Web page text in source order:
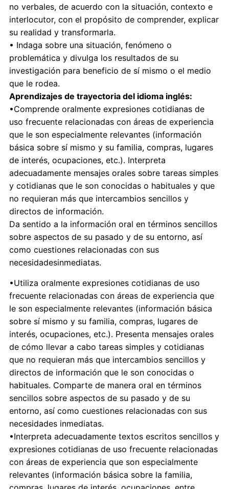
no verbales, de acuerdo con la situación, contexto e
interlocutor, con el propósito de comprender, explicar
su realidad y transformarla.
• Indaga sobre una situación, fenómeno o
problemática y divulga los resultados de su
investigación para beneficio de sí mismo o el medio
que le rodea.
Aprendizajes de trayectoria del idioma inglés:
•Comprende oralmente expresiones cotidianas de
uso frecuente relacionadas con áreas de experiencia
que le son especialmente relevantes (información
básica sobre sí mismo y su familia, compras, lugares
de interés, ocupaciones, etc.). Interpreta
adecuadamente mensajes orales sobre tareas simples
y cotidianas que le son conocidas o habituales y que
no requieran más que intercambios sencillos y
directos de información.
Da sentido a la información oral en términos sencillos
sobre aspectos de su pasado y de su entorno, así
como cuestiones relacionadas con sus
necesidadesinmediatas.
•Utiliza oralmente expresiones cotidianas de uso
frecuente relacionadas con áreas de experiencia que
le son especialmente relevantes (información básica
sobre sí mismo y su familia, compras, lugares de
interés, ocupaciones, etc.). Presenta mensajes orales
de cómo llevar a cabo tareas simples y cotidianas
que no requieran más que intercambios sencillos y
directos de información que le son conocidas o
habituales. Comparte de manera oral en términos
sencillos sobre aspectos de su pasado y de su
entorno, así como cuestiones relacionadas con sus
necesidades inmediatas.
•Interpreta adecuadamente textos escritos sencillos y
expresiones cotidianas de uso frecuente relacionadas
con áreas de experiencia que son especialmente
relevantes (información básica sobre la familia,